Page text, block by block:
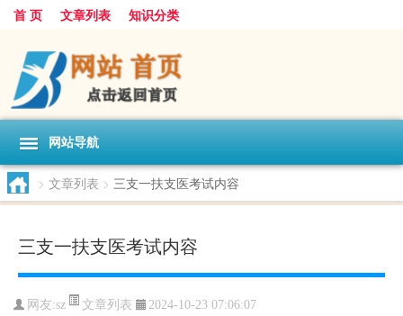
首 页 文章列表 知识分类
网站导航
> 文章列表 > 三支一扶支医考试内容
三支一扶支医考试内容
网友:sz 文章列表 2024-10-23 07:06:07